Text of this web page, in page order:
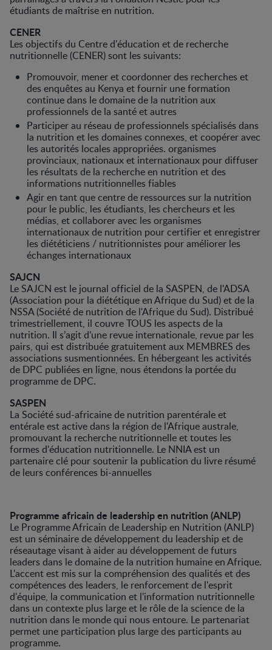
étudiants de maîtrise en nutrition.
CENER
Les objectifs du Centre d'éducation et de recherche
nutritionnelle (CENER) sont les suivants:
Promouvoir, mener et coordonner des recherches et
des enquêtes au Kenya et fournir une formation
continue dans le domaine de la nutrition aux
professionnels de la santé et autres
Participer au réseau de professionnels spécialisés dans
la nutrition et les domaines connexes, et coopérer avec
les autorités locales appropriées. organismes
provinciaux, nationaux et internationaux pour diffuser
les résultats de la recherche en nutrition et des
informations nutritionnelles fiables
Agir en tant que centre de ressources sur la nutrition
pour le public, les étudiants, les chercheurs et les
médias, et collaborer avec les organismes
internationaux de nutrition pour certifier et enregistrer
les diététiciens / nutritionnistes pour améliorer les
échanges internationaux
SAJCN
Le SAJCN est le journal officiel de la SASPEN, de l'ADSA
(Association pour la diététique en Afrique du Sud) et de la
NSSA (Société de nutrition de l'Afrique du Sud). Distribué
trimestriellement, il couvre TOUS les aspects de la
nutrition. Il s’agit d’une revue internationale, revue par les
pairs, qui est distribuée gratuitement aux MEMBRES des
associations susmentionnées. En hébergeant les activités
de DPC publiées en ligne, nous étendons la portée du
programme de DPC.
SASPEN
La Société sud-africaine de nutrition parentérale et
entérale est active dans la région de l'Afrique australe,
promouvant la recherche nutritionnelle et toutes les
formes d'éducation nutritionnelle. Le NNIA est un
partenaire clé pour soutenir la publication du livre résumé
de leurs conférences bi-annuelles
Programme africain de leadership en nutrition (ANLP)
Le Programme Africain de Leadership en Nutrition (ANLP)
est un séminaire de développement du leadership et de
réseautage visant à aider au développement de futurs
leaders dans le domaine de la nutrition humaine en Afrique.
L'accent est mis sur la compréhension des qualités et des
compétences des leaders, le renforcement de l'esprit
d'équipe, la communication et l'information nutritionnelle
dans un contexte plus large et le rôle de la science de la
nutrition dans le monde qui nous entoure. Le partenariat
permet une participation plus large des participants au
programme.